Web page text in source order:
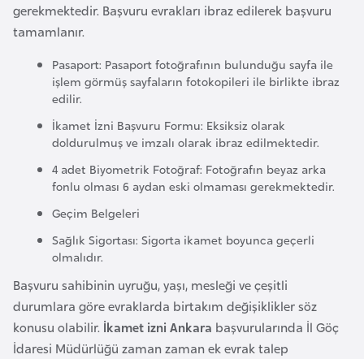
gerekmektedir. Başvuru evrakları ibraz edilerek başvuru
tamamlanır.
Pasaport: Pasaport fotoğrafının bulunduğu sayfa ile
işlem görmüş sayfaların fotokopileri ile birlikte ibraz
edilir.
İkamet İzni Başvuru Formu: Eksiksiz olarak
doldurulmuş ve imzalı olarak ibraz edilmektedir.
4 adet Biyometrik Fotoğraf: Fotoğrafın beyaz arka
fonlu olması 6 aydan eski olmaması gerekmektedir.
Geçim Belgeleri
Sağlık Sigortası: Sigorta ikamet boyunca geçerli
olmalıdır.
Başvuru sahibinin uyruğu, yaşı, mesleği ve çeşitli
durumlara göre evraklarda birtakım değişiklikler söz
konusu olabilir. İkamet izni Ankara başvurularında İl Göç
İdaresi Müdürlüğü zaman zaman ek evrak talep
Ç
i
n